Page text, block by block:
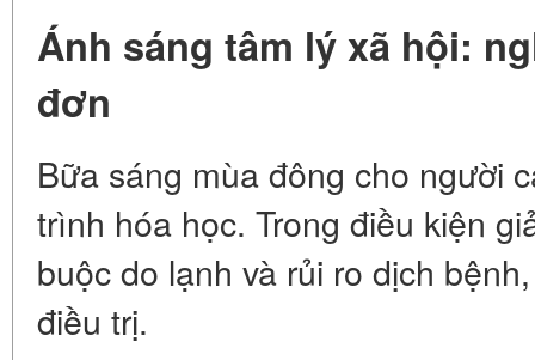
Ánh sáng tâm lý xã hội:
đơn
Bữa sáng mùa đông cho người
trình hóa học. Trong điều kiện
buộc do lạnh và rủi ro dịch
điều trị.